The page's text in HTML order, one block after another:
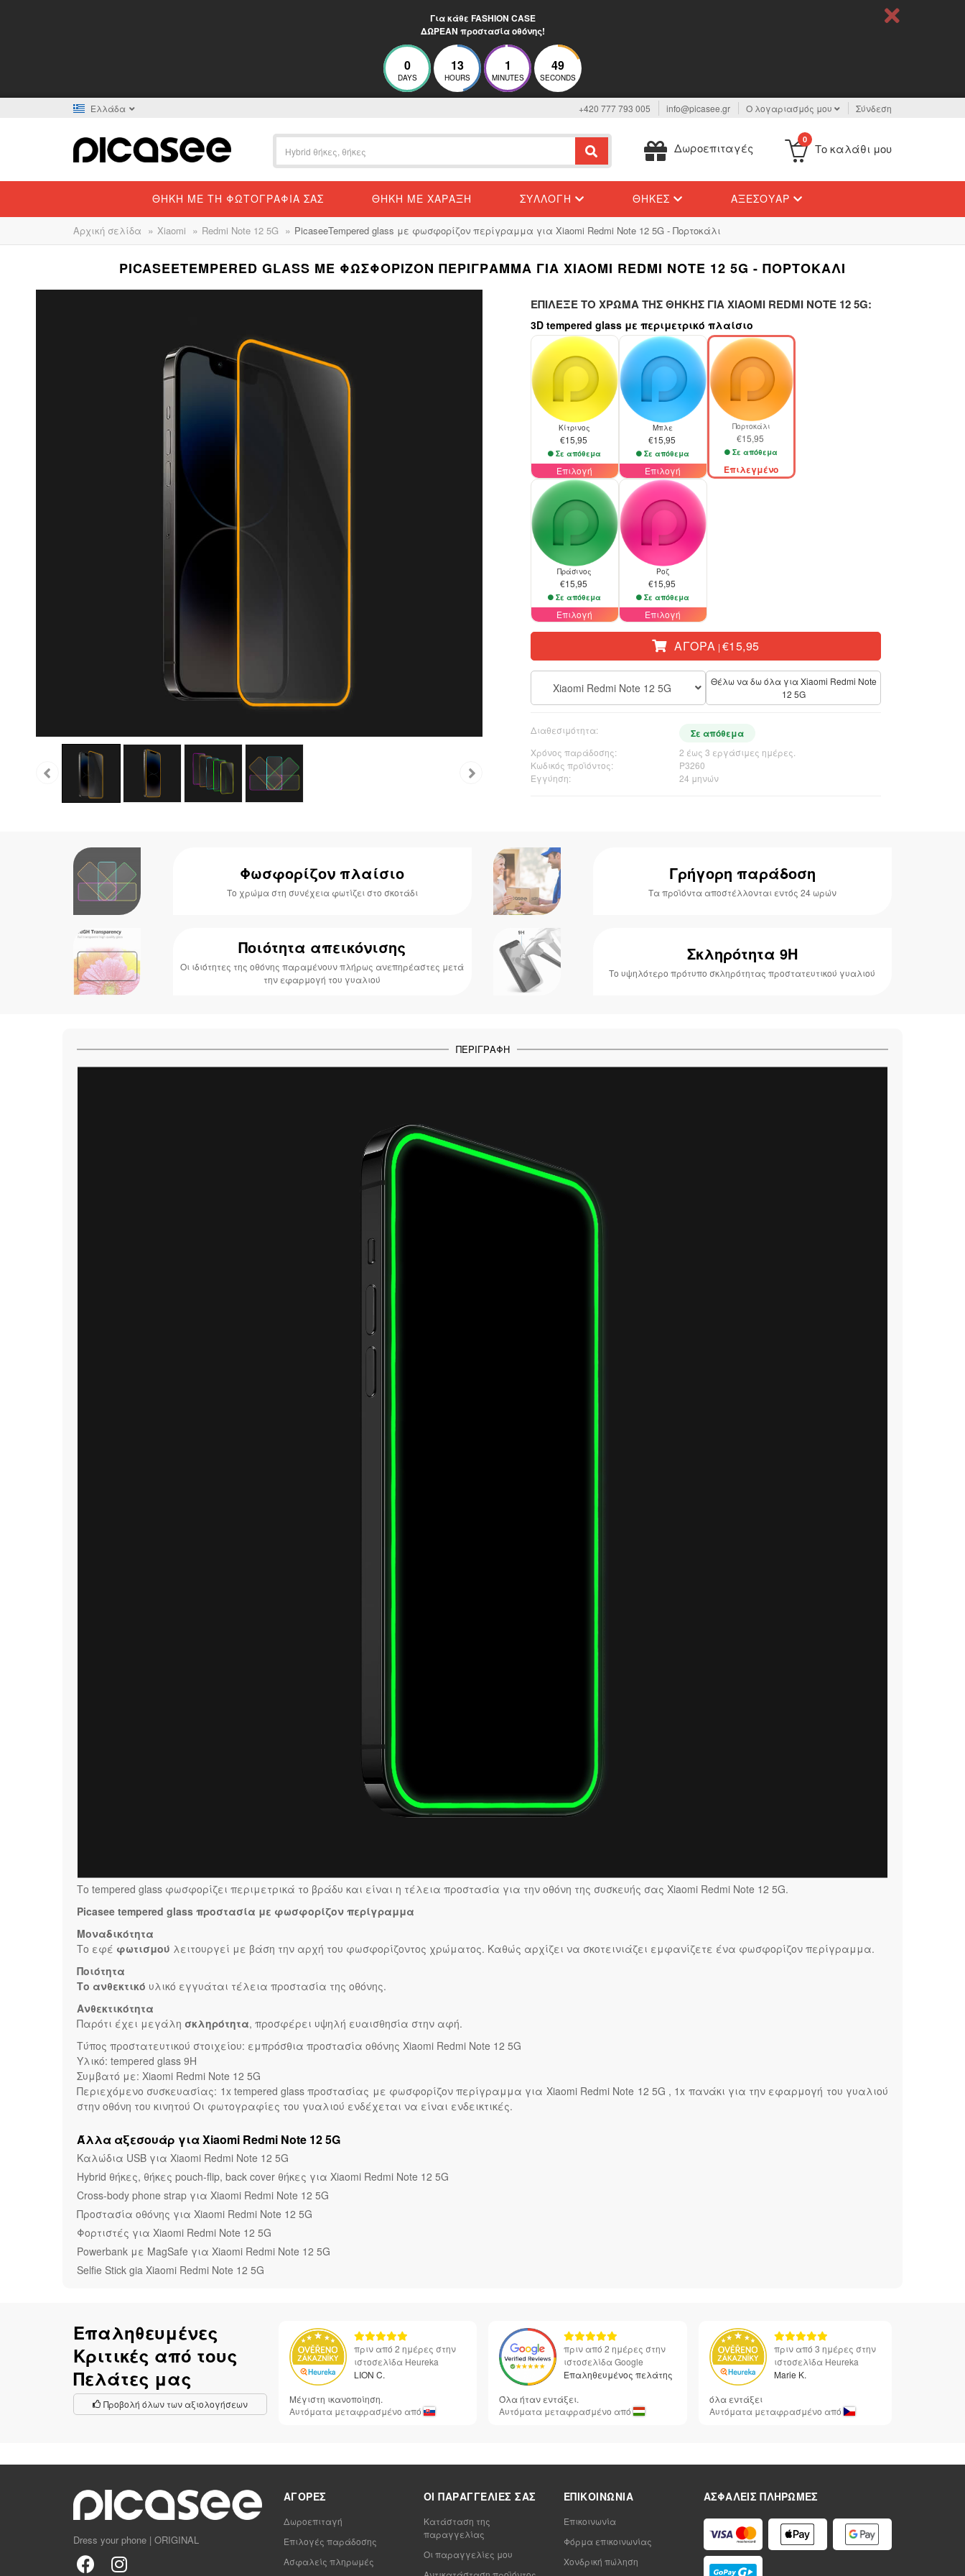
Για κάθε FASHION CASE
ΔΩΡΕΑΝ προστασία οθόνης!
0
DAYS
13
HOURS
1
MINUTES
48
SECONDS
Ελλάδα +420 777 793 005 info@picasee.gr Ο λογαριασμός μου Σύνδεση
Δωροεπιταγές
0
Το καλάθι μου
ΘΉΚΗ ΜΕ ΤΗ ΦΩΤΟΓΡΑΦΊΑ ΣΑΣ ΘΉΚΗ ΜΕ ΧΆΡΑΞΗ ΣΥΛΛΟΓΉ ΘΉΚΕΣ ΑΞΕΣΟΥΆΡ
Αρχική σελίδα » Xiaomi » Redmi Note 12 5G » PicaseeTempered glass με φωσφορίζον περίγραμμα για Xiaomi Redmi Note 12 5G - Πορτοκάλι
PICASEETEMPERED GLASS ΜΕ ΦΩΣΦΟΡΊΖΟΝ ΠΕΡΊΓΡΑΜΜΑ ΓΙΑ XIAOMI REDMI NOTE 12 5G - ΠΟΡΤΟΚΆΛΙ
ΕΠΊΛΕΞΕ ΤΟ ΧΡΏΜΑ ΤΗΣ ΘΉΚΗΣ ΓΙΑ XIAOMI REDMI NOTE 12 5G:
3D tempered glass με περιμετρικό πλαίσιο
Κίτρινος
€15,95
Σε απόθεμα
Επιλογή
Μπλε
€15,95
Σε απόθεμα
Επιλογή
Πορτοκάλι
€15,95
Σε απόθεμα
Επιλεγμένο
Πράσινος
€15,95
Σε απόθεμα
Επιλογή
Ροζ
€15,95
Σε απόθεμα
Επιλογή
ΑΓΟΡΆ | €15,95
Xiaomi Redmi Note 12 5G
Θέλω να δω όλα για Xiaomi Redmi Note
12 5G
Διαθεσιμότητα: Σε απόθεμα
Χρόνος παράδοσης:
2 έως 3 εργάσιμες ημέρες.
Κωδικός προϊόντος:
P3260
Εγγύηση:
24 μηνών
Φωσφορίζον πλαίσιο
Το χρώμα στη συνέχεια φωτίζει στο σκοτάδι
Γρήγορη παράδοση
Τα προϊόντα αποστέλλονται εντός 24 ωρών
Ποιότητα απεικόνισης
Οι ιδιότητες της οθόνης παραμένουν πλήρως ανεπηρέαστες μετά
την εφαρμογή του γυαλιού
Σκληρότητα 9H
Το υψηλότερο πρότυπο σκληρότητας προστατευτικού γυαλιού
ΠΕΡΙΓΡΑΦΉ
Το tempered glass φωσφορίζει περιμετρικά το βράδυ και είναι η τέλεια προστασία για την οθόνη της συσκευής σας Xiaomi Redmi Note 12 5G.
Picasee tempered glass προστασία με φωσφορίζον περίγραμμα
Μοναδικότητα
Το εφέ φωτισμού λειτουργεί με βάση την αρχή του φωσφορίζοντος χρώματος. Καθώς αρχίζει να σκοτεινιάζει εμφανίζετε ένα φωσφορίζον περίγραμμα.
Ποιότητα
Το ανθεκτικό υλικό εγγυάται τέλεια προστασία της οθόνης.
Ανθεκτικότητα
Παρότι έχει μεγάλη σκληρότητα, προσφέρει υψηλή ευαισθησία στην αφή.
Τύπος προστατευτικού στοιχείου: εμπρόσθια προστασία οθόνης Xiaomi Redmi Note 12 5G
Υλικό: tempered glass 9H
Συμβατό με: Xiaomi Redmi Note 12 5G
Περιεχόμενο συσκευασίας: 1x tempered glass προστασίας με φωσφορίζον περίγραμμα για Xiaomi Redmi Note 12 5G , 1x πανάκι για την εφαρμογή του γυαλιού
στην οθόνη του κινητού Οι φωτογραφίες του γυαλιού ενδέχεται να είναι ενδεικτικές.
Άλλα αξεσουάρ για Xiaomi Redmi Note 12 5G
Καλώδια USB για Xiaomi Redmi Note 12 5G
Hybrid θήκες, θήκες pouch-flip, back cover θήκες για Xiaomi Redmi Note 12 5G
Cross-body phone strap για Xiaomi Redmi Note 12 5G
Προστασία οθόνης για Xiaomi Redmi Note 12 5G
Φορτιστές για Xiaomi Redmi Note 12 5G
Powerbank με MagSafe για Xiaomi Redmi Note 12 5G
Selfie Stick gia Xiaomi Redmi Note 12 5G
Επαληθευμένες
Κριτικές από τους
Πελάτες μας
Προβολή όλων των αξιολογήσεων
πριν από 2 ημέρες στην
ιστοσελίδα Heureka
LION C.
Μέγιστη ικανοποίηση.
Αυτόματα μεταφρασμένο από
πριν από 2 ημέρες στην
ιστοσελίδα Google
Επαληθευμένος πελάτης
Όλα ήταν εντάξει.
Αυτόματα μεταφρασμένο από
πριν από 3 ημέρες στην
ιστοσελίδα Heureka
Marie K.
όλα εντάξει
Αυτόματα μεταφρασμένο από
Dress your phone | ORIGINAL
ΑΣΦΑΛΕΊΣ ΠΛΗΡΩΜΈΣ
ΑΓΟΡΈΣ
Δωροεπιταγή
Επιλογές παράδοσης
Ασφαλείς πληρωμές
ΟΙ ΠΑΡΑΓΓΕΛΊΕΣ ΣΑΣ
Κατάσταση της
παραγγελίας
Οι παραγγελίες μου
ΕΠΙΚΟΙΝΩΝΊΑ
Επικοινωνία
Φόρμα επικοινωνίας
Χονδρική πώληση